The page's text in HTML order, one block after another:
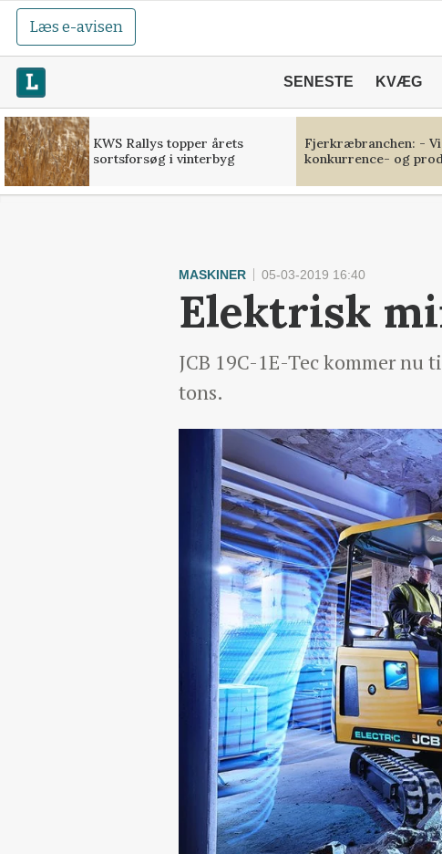
Læs e-avisen
SENESTE KVÆG
KWS Rallys topper årets
sortsforsøg i vinterbyg
Fjerkræbranchen: -
konkurrence- og
MASKINER 05-03-2019 16:40
Elektrisk
JCB 19C-1E-Tec kommer
tons.